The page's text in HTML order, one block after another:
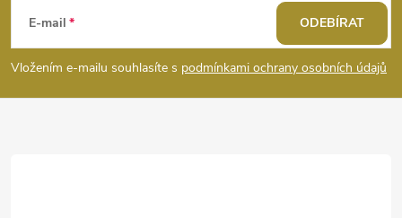
p
a
E-mail
Vložením e-mailu souhlasíte s podmínkami ochrany osobních údajů
ODEBÍRAT